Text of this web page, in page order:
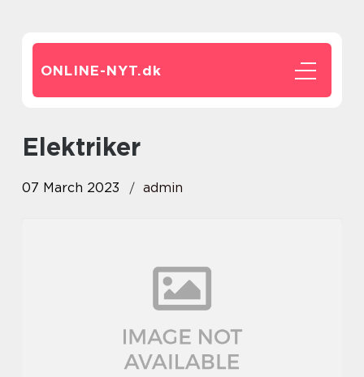
ONLINE-NYT.dk
elektriker
07 March 2023 admin